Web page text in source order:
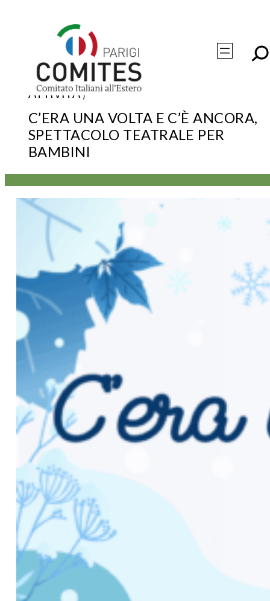
ATTIVITÀ/
C’ERA UNA VOLTA E C’È ANCORA,
SPETTACOLO TEATRALE PER
BAMBINI